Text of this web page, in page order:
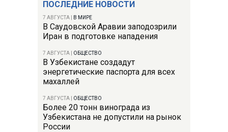
ПОСЛЕДНИЕ НОВОСТИ
7 АВГУСТА В МИРЕ
В Саудовской Аравии заподозрили
Иран в подготовке нападения
7 АВГУСТА ОБЩЕСТВО
В Узбекистане создадут
энергетические паспорта для всех
махаллей
7 АВГУСТА ОБЩЕСТВО
Более 20 тонн винограда из
Узбекистана не допустили на рынок
России